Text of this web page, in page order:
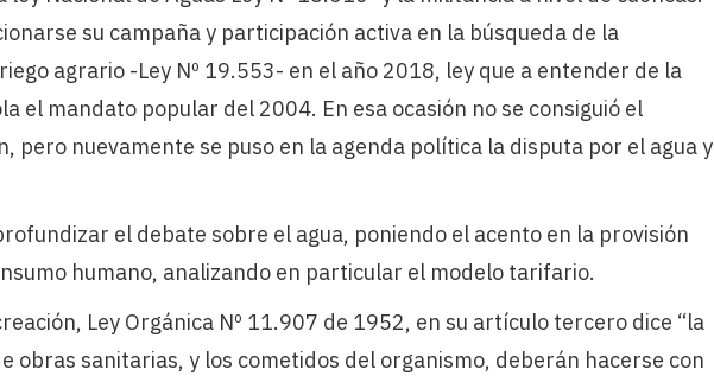
su campaña y participación activa en la búsqueda de la
agrario -Ley Nº 19.553- en el año 2018, ley que a entender de la
el mandato popular del 2004. En esa ocasión no se consiguió el
pero nuevamente se puso en la agenda política la disputa por el agua y
el debate sobre el agua, poniendo el acento en la provisión
humano, analizando en particular el modelo tarifario.
Ley Orgánica Nº 11.907 de 1952, en su artículo tercero dice “la
obras sanitarias, y los cometidos del organismo, deberán hacerse con